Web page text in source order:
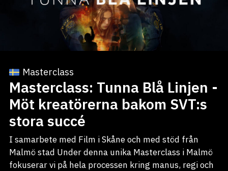
Mina favoriter
Masterclass
Masterclass: Tunna Blå Linjen -
Möt kreatörerna bakom SVT:s
stora succé
I samarbete med Film i Skåne och med stöd från
Malmö stad Under denna unika Masterclass i Malmö
fokuserar vi på hela processen kring manus, regi och